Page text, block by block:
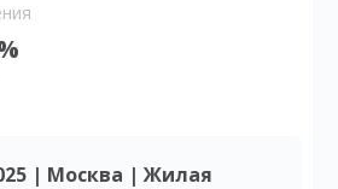
| Москва | Жилая